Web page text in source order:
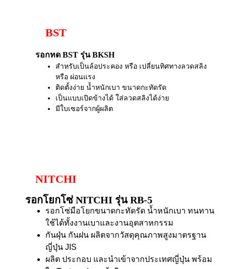
BST
รอกทด BST รุ่น BKSH
สำหรับเป็นล้อประคอง หรือ เปลี่ยนทิศทางลวดสลิง
หรือ ผ่อนแรง
ติดตั้งง่าย น้ำหนักเบา ขนาดกะทัดรัด
เป็นแบบเปิดข้างได้ ใส่ลวดสลิงได้ง่าย
มีใบเซอร์จากผู้ผลิต
NITCHI
รอกโยกโซ่ NITCHI รุ่น RB-5
รอกโซ่มือโยกขนาดกะทัดรัด น้ำหนักเบา ทนทาน
ใช้ได้ทั้งงานเบาและงานอุตสาหกรรม
กันฝุ่น กันฝน ผลิตจากวัสดุคุณภาพสูงมาตรฐาน
ญี่ปุ่น JIS
ผลิต ประกอบ และนำเข้าจากประเทศญี่ปุ่น พร้อม